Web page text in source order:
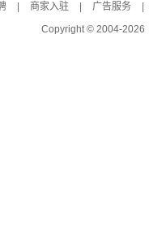
商家入驻 广告服务
Copyright © 2004-2026